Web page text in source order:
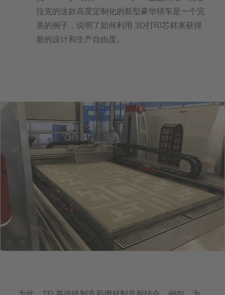
拉克的这款高度定制化的新型豪华轿车是一个完
美的例子，说明了如何利用 3D打印芯材来获得
新的设计和生产自由度。